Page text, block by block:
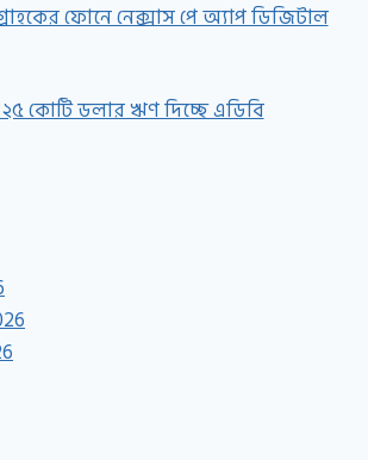
ফোনে নেক্সাস পে অ্যাপ ডিজিটাল
কোটি ডলার ঋণ দিচ্ছে এডিবি